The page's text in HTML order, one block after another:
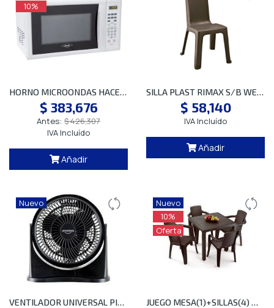
10%
HORNO MICROONDAS HACEB AR HM 0.7 BCO SP
$ 383,676
Antes: $ 426,307
IVA Incluído
Añadir
SILLA PLAST RIMAX S/B WENGUE 7201 SP
$ 58,140
IVA Incluído
Añadir
Nuevo
VENTILADOR UNIVERSAL PISO/MESA PEQ 8
Nuevo
10%
Oferta
JUEGO MESA(1)+SILLAS(4) WENGUE ETERNA SP